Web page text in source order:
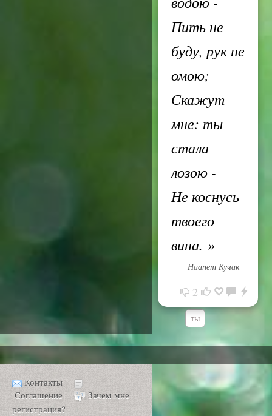
Пить не
буду, рук не
омою;
Скажут
мне: ты
стала
лозою -
Не коснусь
твоего
вина. »
Наапет Кучак
2
ты
Контакты
Соглашение
Зачем мне
регистрация?